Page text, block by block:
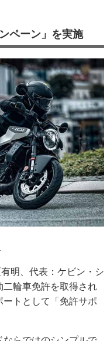
ペーン」を実施
明、代表：ケビン・シ
二輪車免許を取得され
トとして「免許サポ